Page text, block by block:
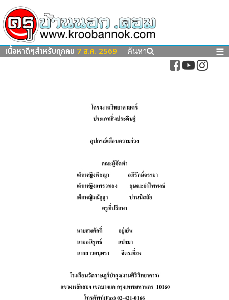
เนื้อหาดีๆสำหรับทุกคน 7 ส.ค. 2569 ค้นหา ☰